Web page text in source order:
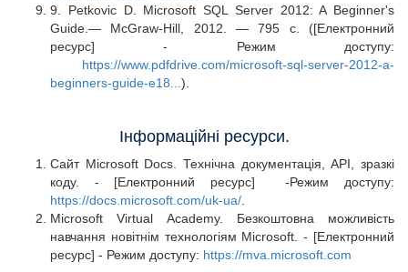
9. Petkovic D. Microsoft SQL Server 2012: A Beginner's
Guide.— McGraw-Hill, 2012. — 795 с. ([Електронний
ресурс] - Режим доступу:
https://www.pdfdrive.com/microsoft-sql-server-2012-a-
beginners-guide-e18... ).
Інформаційні ресурси.
Сайт Microsoft Docs. Технічна документація, API, зразкі
коду. - [Електронний ресурс] -Режим доступу:
https://docs.microsoft.com/uk-ua/
Microsoft Virtual Academy. Безкоштовна можливість
навчання новітнім технологіям Microsoft. - [Електронний
ресурс] - Режим доступу: https://mva.microsoft.com